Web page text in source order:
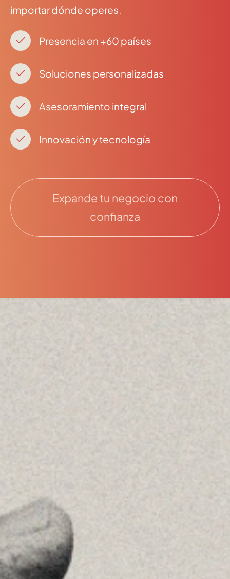
importar dónde operes.
Presencia en +60 países
Soluciones personalizadas
Asesoramiento integral
Innovación y tecnología
Expande tu negocio con
confianza